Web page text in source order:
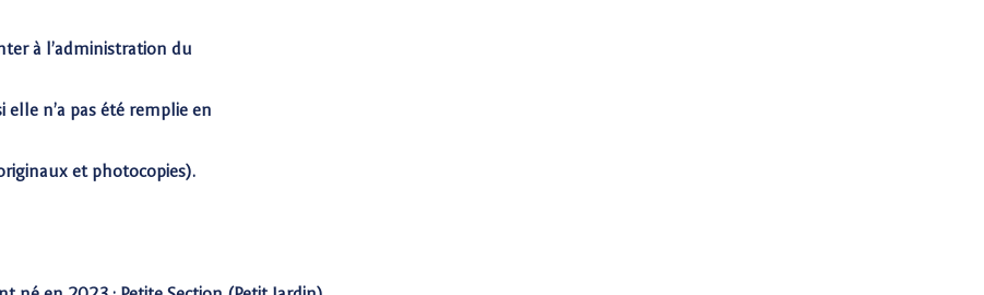
à l’administration du
n’a pas été remplie en
et photocopies).